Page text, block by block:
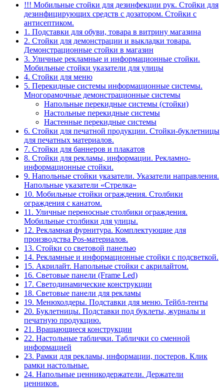
!!! Мобильные стойки для дезинфекции рук. Стойки для
дезинфицирующих средств с дозатором. Стойки с
антисептиком.
1. Подставки для обуви, товара в витрину магазина
2. Стойки для демонстрации и выкладки товара.
Демонстрационные стойки в магазин
3. Уличные рекламные и информационные стойки.
Мобильные стойки указатели для улицы
4. Стойки для меню
5. Перекидные системы информационные системы.
Многорамочные демонстрационные системы
Напольные перекидные системы (стойки)
Настольные перекидные системы
Настенные перекидные системы
6. Стойки для печатной продукции. Стойки-буклетницы
для печатных материалов.
7. Стойки для баннеров и плакатов
8. Стойки для рекламы, информации. Рекламно-
информационные стойки.
9. Напольные стойки указатели. Указатели направления.
Напольные указатели «Стрелка»
10. Мобильные стойки ограждения. Столбики
ограждения с канатом.
11. Уличные переносные столбики ограждения.
Мобильные столбики для улицы.
12. Рекламная фурнитура. Комплектующие для
производства Pos-материалов.
13. Стойки со световой панелью
14. Рекламные и информационные стойки с подсветкой.
15. Акрилайт. Напольные стойки с акрилайтом.
16. Световые панели (Frame Led)
17. Светодинамические конструкции
18. Световые панели для рекламы
19. Менюхолдеры. Подставки для меню. Тейбл-тенты
20. Буклетницы. Подставки под буклеты, журналы и
печатную продукцию.
21. Вращающиеся конструкции
22. Настольные таблички. Таблички со сменной
информацией
23. Рамки для рекламы, информации, постеров. Клик
рамки настольные.
24. Напольные ценникодержатели. Держатели
ценников.